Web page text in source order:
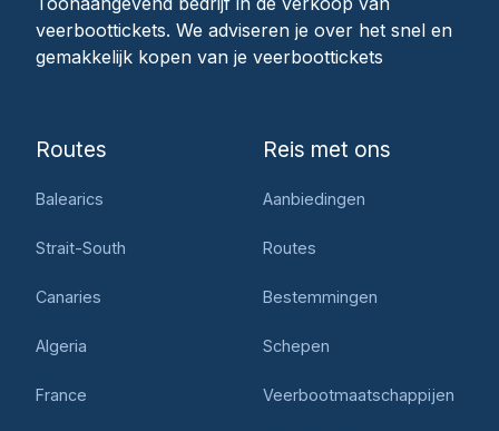
veerboottickets. We adviseren je over het snel en
gemakkelijk kopen van je veerboottickets
Routes
Balearics
Strait-South
Canaries
Algeria
France
Reis met ons
Aanbiedingen
Routes
Bestemmingen
Schepen
Veerbootmaatschappijen